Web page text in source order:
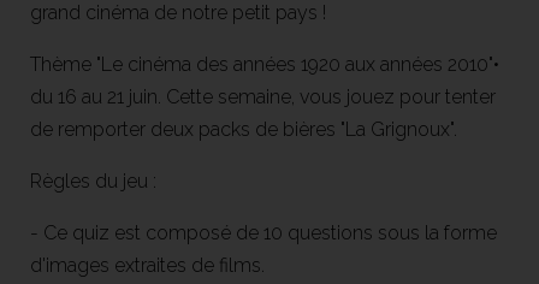
grand cinéma de notre petit pays !
Thème "Le cinéma des années 1920 aux années 2010"•
du 16 au 21 juin. Cette semaine, vous jouez pour tenter
de remporter deux packs de bières "La Grignoux".
Règles du jeu :
- Ce quiz est composé de 10 questions sous la forme
d'images extraites de films.